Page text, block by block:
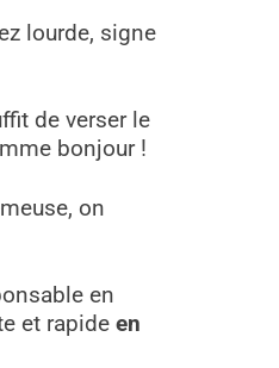
lourde, signe
de verser le
bonjour !
on
en
et rapide en